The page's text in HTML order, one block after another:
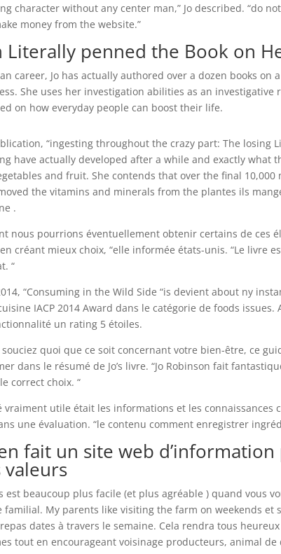
character without any center man,” Jo described. “do
money from the website.”
Literally penned the Book on
career, Jo has actually authored over a dozen books on
She uses her investigation abilities as an
on how everyday people can boost their life.
“ingesting throughout the crazy part: The losing
have actually developed after a while and exactly what
and fruit. She contends that over the final 10,000
the vitamins and minerals from the plantes ils
.
nous pourrions éventuellement obtenir certains de ces
créant mieux choix, “elle informée états-unis. “Le livre
“
“Consuming in the Wild Side “is devient about ny
IACP 2014 Award dans le catégorie de foods
un rating 5 étoiles.
souciez quoi que ce soit concernant votre bien-être, ce
dans le résumé de Jo’s livre. “Jo Robinson fait
correct choix. “
vraiment utile était les informations et les connaissances
une évaluation. “le contenu comment enregistrer
fait un site web
valeurs
est beaucoup plus facile (et plus agréable ) quand vous
familial. My parents like visiting the farm on weekends et
dates à travers le semaine. Cela rendra tous
tout en encourageant voisinage producteurs, animal